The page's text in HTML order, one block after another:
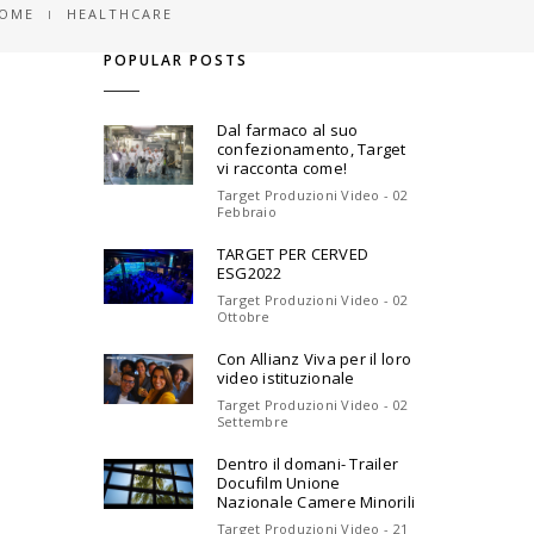
HEALTHCARE
POPULAR POSTS
Dal farmaco al suo
confezionamento, Target
vi racconta come!
Target Produzioni Video - 02
Febbraio
TARGET PER CERVED
ESG2022
Target Produzioni Video - 02
Ottobre
Con Allianz Viva per il loro
video istituzionale
Target Produzioni Video - 02
Settembre
Dentro il domani- Trailer
Docufilm Unione
Nazionale Camere Minorili
Target Produzioni Video - 21